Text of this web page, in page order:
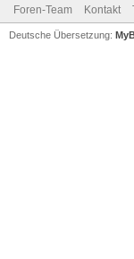
Foren-Team Kontakt
Deutsche Übersetzung: